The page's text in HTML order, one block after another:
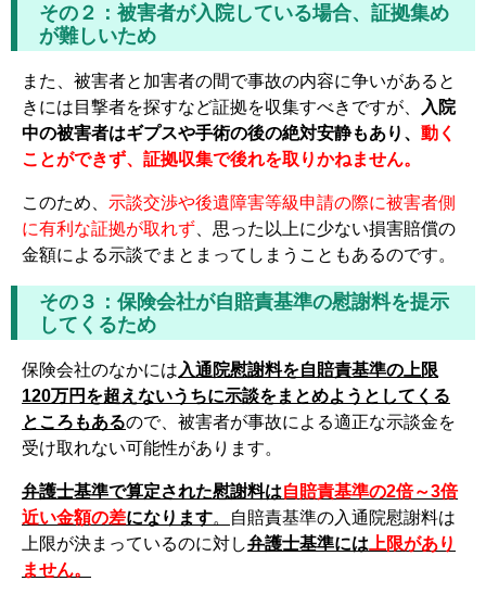
その２：被害者が入院している場合、証拠集め
が難しいため
また、被害者と加害者の間で事故の内容に争いがあると
きには目撃者を探すなど証拠を収集すべきですが、
入院
中の被害者はギプスや手術の後の絶対安静もあり、 動く
ことができず、証拠収集で後れを取りかねません。
このため、 示談交渉や後遺障害等級申請の際に被害者側
に有利な証拠が取れず 、思った以上に少ない損害賠償の
金額による示談でまとまってしまうこともあるのです。
その３：保険会社が自賠責基準の慰謝料を提示
してくるため
保険会社のなかには 入通院慰謝料を自賠責基準の上限
120万円を超えないうちに示談をまとめようとしてくる
ところもあるので、被害者が事故による適正な示談金を
受け取れない可能性があります。
弁護士基準で算定された慰謝料は自賠責基準の2倍～3倍
近い金額の差になります。
自賠責基準の入通院慰謝料は
上限が決まっているのに対し弁護士基準には 上限があり
ません。